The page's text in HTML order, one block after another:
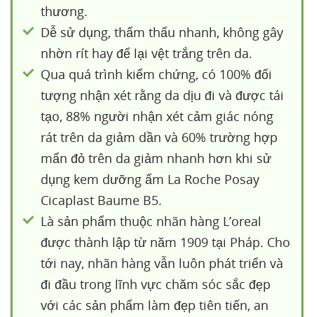
thương.
Dễ sử dụng, thẩm thấu nhanh, không gây
nhờn rít hay để lại vệt trắng trên da.
Qua quá trình kiểm chứng, có 100% đối
tượng nhận xét rằng da dịu đi và được tái
tạo, 88% người nhận xét cảm giác nóng
rát trên da giảm dần và 60% trường hợp
mẩn đỏ trên da giảm nhanh hơn khi sử
dụng kem dưỡng ẩm La Roche Posay
Cicaplast Baume B5.
Là sản phẩm thuộc nhãn hàng L’oreal
được thành lập từ năm 1909 tại Pháp. Cho
tới nay, nhãn hàng vẫn luôn phát triển và
đi đầu trong lĩnh vực chăm sóc sắc đẹp
với các sản phẩm làm đẹp tiên tiến, an